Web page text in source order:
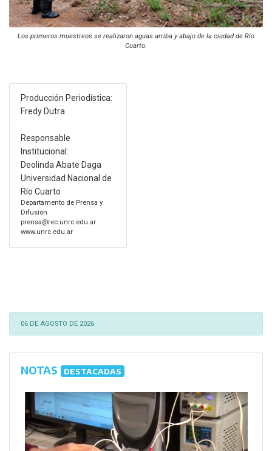
Los primeros muestreos se realizaron aguas arriba y abajo de la ciudad de Río
Cuarto.
Producción Periodística:
Fredy Dutra
Responsable
Institucional:
Deolinda Abate Daga
Universidad Nacional de
Río Cuarto
Departamento de Prensa y
Difusión
prensa@rec.unrc.edu.ar
www.unrc.edu.ar
06 DE AGOSTO DE 2026
NOTAS DESTACADAS